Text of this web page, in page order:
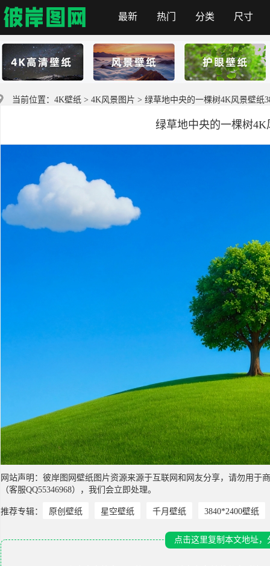
彼岸图网
最新 热门 分类 尺寸
当前位置： 4K壁纸 > 4K风景图片 > 绿草地中央的一棵树4K风景壁纸
绿草地中央的一棵树4K
网站声明：彼岸图网壁纸图片资源来源于互联网和网友分享，请勿用
（客服QQ55346968），我们会立即处理。
推荐专辑： 原创壁纸 星空壁纸 千月壁纸 3840*2400壁纸
点击这里复制本文地址